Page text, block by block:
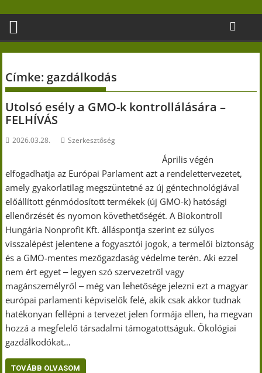
content
Címke: gazdálkodás
Utolsó esély a GMO-k kontrollálására –
FELHÍVÁS
2026.03.28. Szerkesztőség
Április végén
elfogadhatja az Európai Parlament azt a rendelettervezetet,
amely gyakorlatilag megszüntetné az új géntechnológiával
előállított génmódosított termékek (új GMO-k) hatósági
ellenőrzését és nyomon követhetőségét. A Biokontroll
Hungária Nonprofit Kft. álláspontja szerint ez súlyos
visszalépést jelentene a fogyasztói jogok, a termelői biztonság
és a GMO-mentes mezőgazdaság védelme terén. Aki ezzel
nem ért egyet ‒ legyen szó szervezetről vagy
magánszemélyről ‒ még van lehetősége jelezni ezt a magyar
európai parlamenti képviselők felé, akik csak akkor tudnak
hatékonyan fellépni a tervezet jelen formája ellen, ha megvan
hozzá a megfelelő társadalmi támogatottságuk. Ökológiai
gazdálkodókat…
TOVÁBB OLVASOM